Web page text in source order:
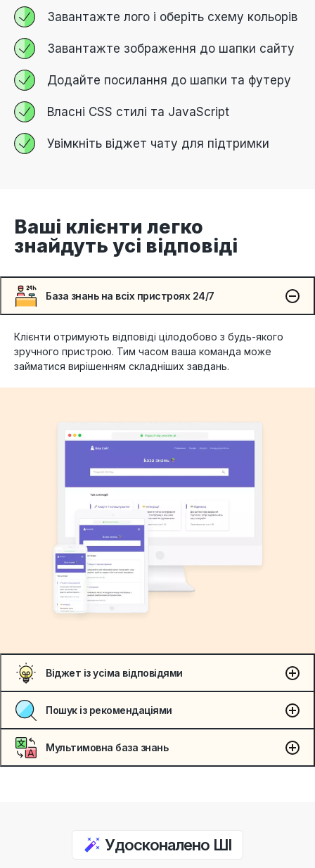
Завантажте лого і оберіть схему кольорів
Завантажте зображення до шапки сайту
Додайте посилання до шапки та футеру
Власні CSS стилі та JavaScript
Увімкніть віджет чату для підтримки
Ваші клієнти легко
знайдуть усі відповіді
База знань на всіх пристроях 24/7
Клієнти отримують відповіді цілодобово з будь-якого
зручного пристрою. Тим часом ваша команда може
займатися вирішенням складніших завдань.
Віджет із усіма відповідями
Пошук із рекомендаціями
Мультимовна база знань
Удосконалено ШІ